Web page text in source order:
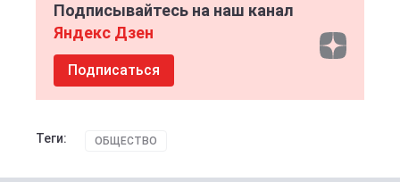
Подписывайтесь на наш канал
Яндекс Дзен
Подписаться
Теги: ОБЩЕСТВО